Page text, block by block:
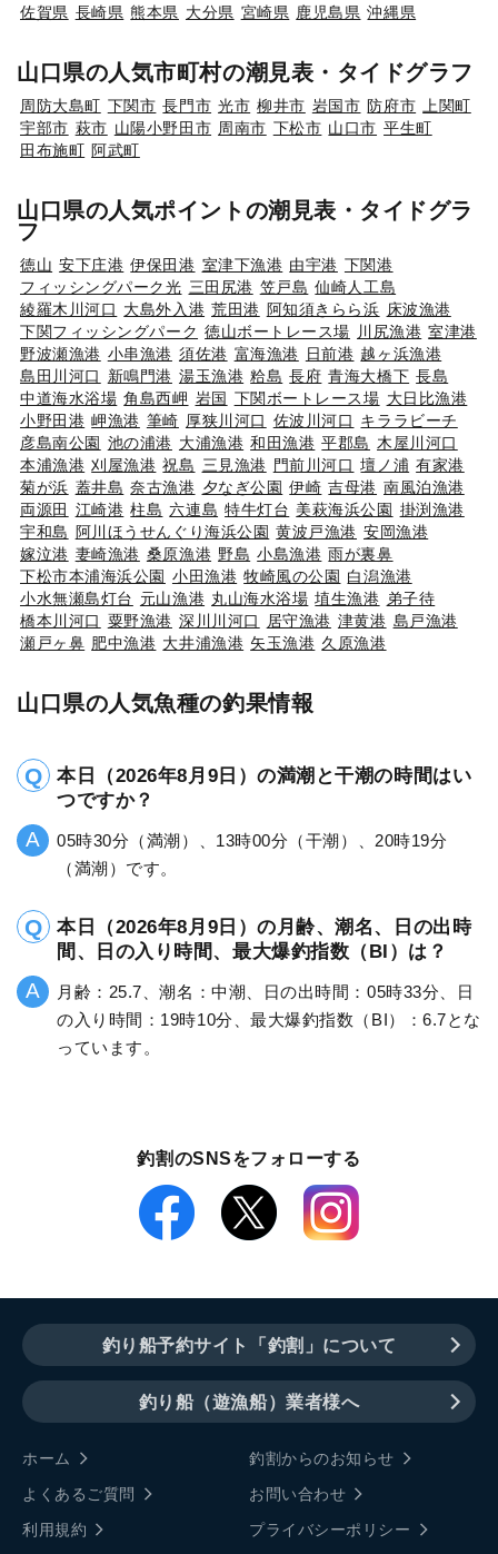
佐賀県 長崎県 熊本県 大分県 宮崎県 鹿児島県 沖縄県
山口県の人気市町村の潮見表・タイドグラフ
周防大島町 下関市 長門市 光市 柳井市 岩国市 防府市
上関町
宇部市 萩市 山陽小野田市 周南市 下松市 山口市 平生町
田布施町 阿武町
山口県の人気ポイントの潮見表・タイドグラ
フ
徳山 安下庄港 伊保田港 室津下漁港 由宇港 下関港
フィッシングパーク光 三田尻港 笠戸島 仙崎人工島
綾羅木川河口 大島外入港 荒田港 阿知須きらら浜 床波漁港
下関フィッシングパーク 徳山ボートレース場 川尻漁港 室津港
野波瀬漁港 小串漁港 須佐港 富海漁港 日前港 越ヶ浜漁港
島田川河口
新鳴門港 湯玉漁港 粭島 長府 青海大橋下 長島
中道海水浴場 角島西岬 岩国 下関ボートレース場 大日比漁港
小野田港 岬漁港 筆崎 厚狭川河口 佐波川河口 キララビーチ
彦島南公園 池の浦港 大浦漁港 和田漁港 平郡島 木屋川河口
本浦漁港 刈屋漁港 祝島 三見漁港 門前川河口 壇ノ浦 有家港
菊が浜 蓋井島 奈古漁港 夕なぎ公園 伊崎 吉母港 南風泊漁港
両源田 江崎港 柱島 六連島 特牛灯台 美萩海浜公園 掛渕漁港
宇和島 阿川ほうせんぐり海浜公園 黄波戸漁港 安岡漁港
嫁泣港 妻崎漁港 桑原漁港 野島 小島漁港 雨が裏鼻
下松市本浦海浜公園 小田漁港 牧崎風の公園 白潟漁港
小水無瀬島灯台 元山漁港 丸山海水浴場 埴生漁港 弟子待
橋本川河口 粟野漁港 深川川河口 居守漁港 津黄港 島戸漁港
瀬戸ヶ鼻 肥中漁港 大井浦漁港 矢玉漁港 久原漁港
山口県の人気魚種の釣果情報
本日（2026年8月9日）の満潮と干潮の時間はい
つですか？
05時30分（満潮）、13時00分（干潮）、20時19分
（満潮）です。
本日（2026年8月9日）の月齢、潮名、日の出時
間、日の入り時間、最大爆釣指数（BI）は？
月齢：25.7、潮名：中潮、日の出時間：05時33分、日
の入り時間：19時10分、最大爆釣指数（BI）：6.7とな
っています。
釣割のSNSをフォローする
釣り船予約サイト「釣割」について
釣り船（遊漁船）業者様へ
ホーム
釣割からのお知らせ
よくあるご質問
お問い合わせ
利用規約
プライバシーポリシー